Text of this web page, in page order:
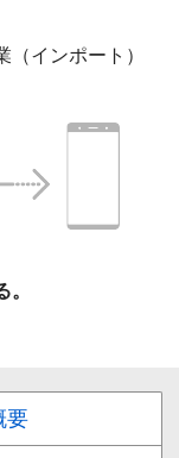
インポート）
要